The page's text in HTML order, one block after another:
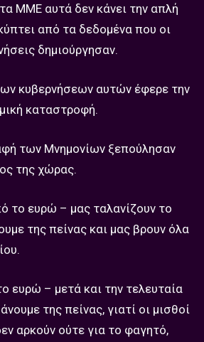
ΜΜΕ αυτά δεν κάνει την απλή
από τα δεδομένα που οι
δημιούργησαν.
κυβερνήσεων αυτών έφερε την
καταστροφή.
των Μνημονίων ξεπούλησαν
της χώρας.
το ευρώ – μας ταλανίζουν το
της πείνας και μας βρουν όλα
ευρώ – μετά και την τελευταία
της πείνας, γιατί οι μισθοί
αρκούν ούτε για το φαγητό,